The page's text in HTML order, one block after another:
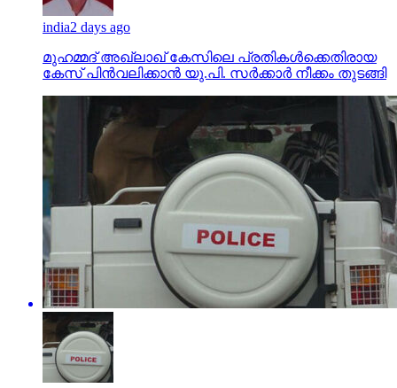
india2 days ago
മുഹമ്മദ് അഖ്‌ലാഖ് കേസിലെ പ്രതികള്‍ക്കെതിരായ
കേസ് പിന്‍വലിക്കാന്‍ യു.പി. സര്‍ക്കാര്‍ നീക്കം തുടങ്ങി